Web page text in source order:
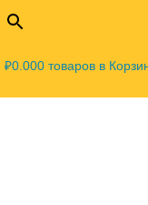
₽0.000товаров в